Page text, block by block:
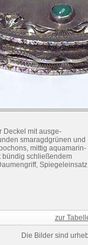
Deckel mit ausge-
smaragdgrünen und
mittig aquamarin-
bündig schließendem
Spiegeleinsatz
zur
Die Bilder sind